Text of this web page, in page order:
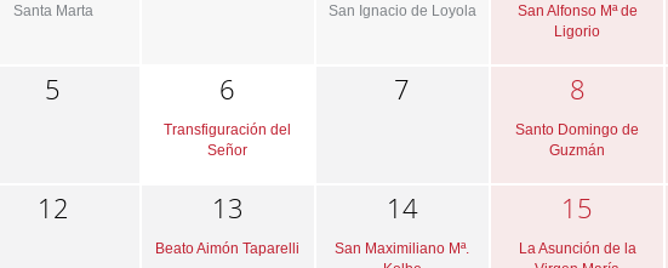
Santa Marta San Ignacio de Loyola
San Alfonso Mª de
Ligorio
5 6
Transfiguración del
Señor
7 8
Santo Domingo de
Guzmán
12 13
Beato Aimón Taparelli
14
San Maximiliano Mª.
15
La Asunción de la